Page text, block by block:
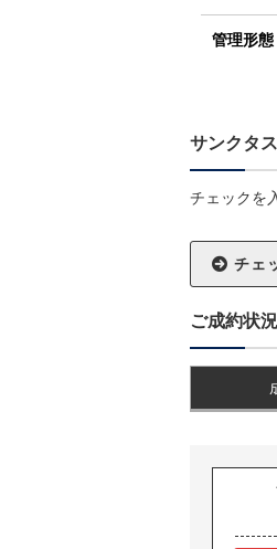
管理形態
サンクタ
チェックを
ご成約状況